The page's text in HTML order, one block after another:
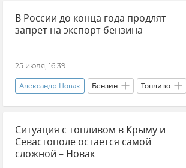
Новости
В России до конца года продлят
запрет на экспорт бензина
25 июля, 16:39
Александр Новак Бензин Топливо
Россия Новости
Ситуация с топливом в Крыму и
Севастополе остается самой
сложной – Новак